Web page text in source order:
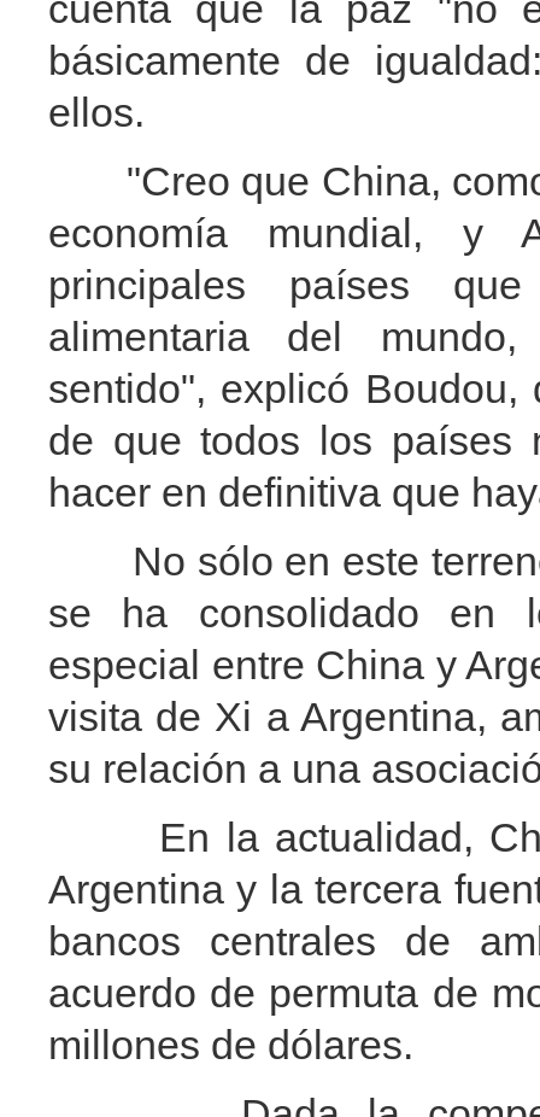
básicamente de
ellos.
"Creo que China, como
economía mundial, y
principales países
alimentaria del
sentido", explicó
de que todos los países
hacer en definitiva que
No sólo en este
se ha consolidado en
especial entre China y
visita de Xi a Argentina,
su relación a una
En la actualidad,
Argentina y la tercera
bancos centrales de
acuerdo de permuta de
millones de dólares.